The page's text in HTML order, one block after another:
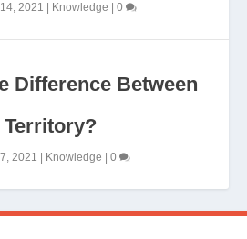
14, 2021 Knowledge |0
Difference Between
Territory?
2021 Knowledge |0